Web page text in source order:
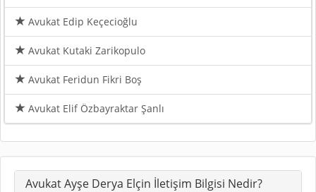
Avukat Edip Keçecioğlu
Avukat Kutaki Zarikopulo
Avukat Feridun Fikri Boş
Avukat Elif Özbayraktar Şanlı
Avukat Ayşe Derya Elçin İletişim Bilgisi Nedir?